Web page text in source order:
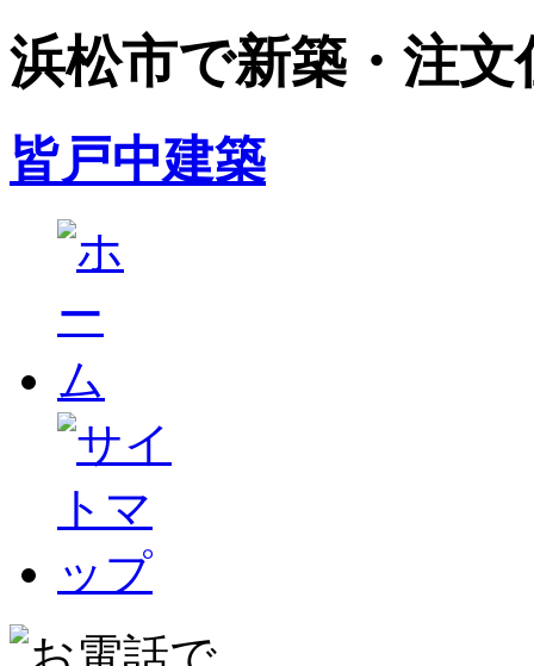
浜松市で新築・注
皆戸中建築